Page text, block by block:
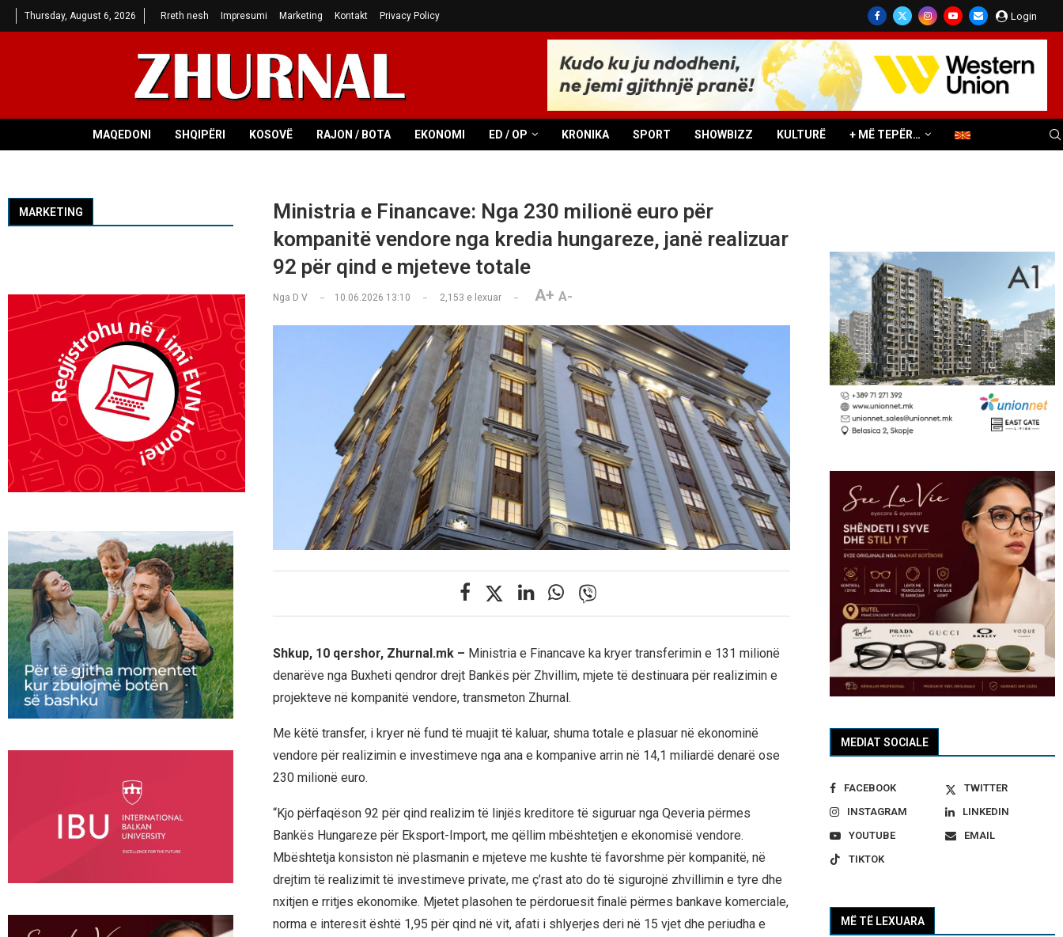
Thursday, August 6, 2026 Rreth nesh Impresumi Marketing Kontakt Privacy Policy Login
MAQEDONI SHQIPËRI KOSOVË RAJON / BOTA EKONOMI ED / OP KRONIKA SPORT SHOWBIZZ KULTURË + MË TEPËR…
Ministria e Financave: Nga 230 milionë euro për
kompanitë vendore nga kredia hungareze, janë realizuar
92 për qind e mjeteve totale
Nga D V 10.06.2026 13:10 2,153 e lexuar A+ A-
Shkup, 10 qershor, Zhurnal.mk – Ministria e Financave ka kryer transferimin e 131 milionë
denarëve nga Buxheti qendror drejt Bankës për Zhvillim, mjete të destinuara për realizimin e
projekteve në kompanitë vendore, transmeton Zhurnal.
Me këtë transfer, i kryer në fund të muajit të kaluar, shuma totale e plasuar në ekonominë
vendore për realizimin e investimeve nga ana e kompanive arrin në 14,1 miliardë denarë ose
230 milionë euro.
“Kjo përfaqëson 92 për qind realizim të linjës kreditore të siguruar nga Qeveria përmes
Bankës Hungareze për Eksport-Import, me qëllim mbështetjen e ekonomisë vendore.
Mbështetja konsiston në plasmanin e mjeteve me kushte të favorshme për kompanitë, në
drejtim të realizimit të investimeve private, me ç’rast ato do të sigurojnë zhvillimin e tyre dhe
nxitjen e rritjes ekonomike. Mjetet plasohen te përdoruesit finalë përmes bankave komerciale,
norma e interesit është 1,95 për qind në vit, afati i shlyerjes deri në 15 vjet dhe periudha e
MEDIAT SOCIALE
FACEBOOK
TWITTER
INSTAGRAM
LINKEDIN
YOUTUBE
EMAIL
TIKTOK
MË TË LEXUARA
MARKETING